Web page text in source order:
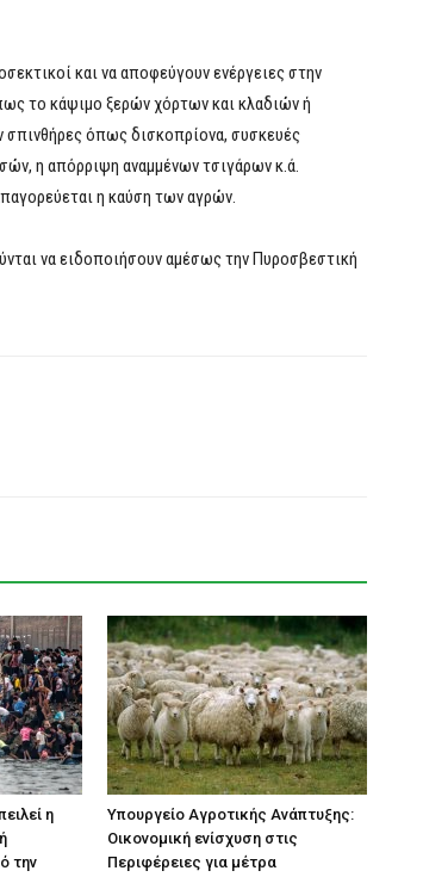
και να αποφεύγουν ενέργειες στην
το κάψιμο ξερών χόρτων και κλαδιών ή
όπως δισκοπρίονα, συσκευές
η απόρριψη αναμμένων τσιγάρων κ.ά.
η καύση των αγρών.
να ειδοποιήσουν αμέσως την Πυροσβεστική
η
την
Υπουργείο Αγροτικής Ανάπτυξης:
Οικονομική ενίσχυση στις
Περιφέρειες για μέτρα